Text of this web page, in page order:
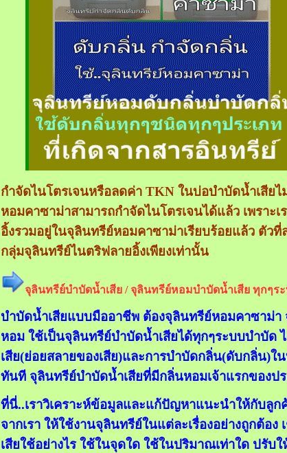
กำจัดไนโตรเจนหรือลดค่า TKN ในบ่อบำบัดน้ำเสียไ
หอมคาซาม่าสามารถกำจัดไนโตรเจนได้แล้ว เพราะ
อิ้งรวมอยู่ในจุลินทรีย์หอมคาซาม่าเรียบร้อยแล้ว ตัว
กลุ่มจุลินทรีย์ไนตริฟลายอิ้งเพียงเท่านั้น
จุลินทรีย์บำบัดน้ำเสีย /จุลินทรีย์หอมบำบัดน้ำเสีย ทุกๆร
บำบัดน้ำเสียแบบมืออาชีพ ต้องจุลินทรีย์หอมคาซาม่า
หอม ใช้เป็นจุลินทรีย์บำบัดน้ำเสียได้ทุกๆระบบบำบัด
เสีย(ย่อยสลายของเสีย)และการบำบัดกลิ่น(ดับกลิ่น)ใ
ทันที จุลินทรีย์บำบัดน้ำเสียที่มีกลิ่นหอมเจ้าแรกของปร
ที่นี่..เราวิเคราะห์ข้อมูลและแก้ปัญหาแนะนำให้กับลู
จากเรา ให้ใช้งานจุลินทรีย์ในแต่ละเรื่องอย่างถูกต้อ
เสียใช้อย่างไร ใช้ในจุดใด ใช้ในปริมาณเท่าใด ปรับ